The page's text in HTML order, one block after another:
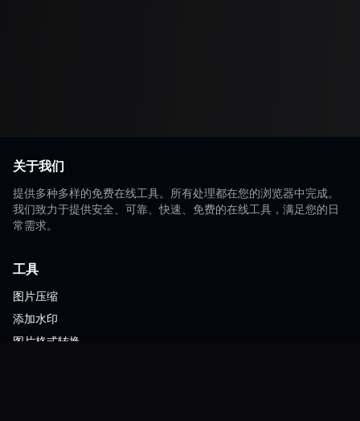
关于我们
提供多种多样的免费在线工具。所有处理都在您的浏览器中完成。
我们致力于提供安全、可靠、快速、免费的在线工具，满足您的日
常需求。
工具
图片压缩
添加水印
图片格式转换